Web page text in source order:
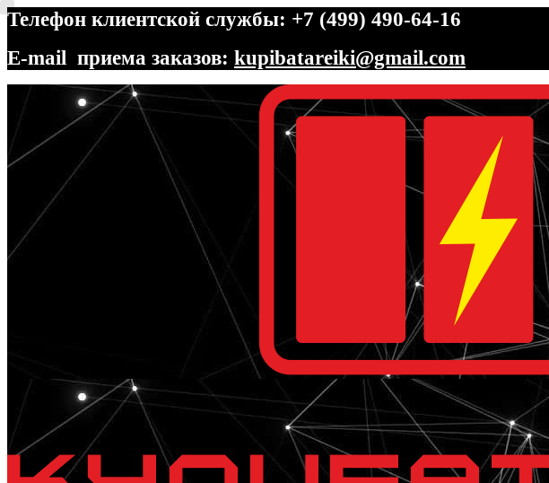
Телефон клиентской службы: +7 (499) 490-64-16
E-mail приема заказов: kupibatareiki@gmail.com
Перейти
навигации
Перейти
содержимому